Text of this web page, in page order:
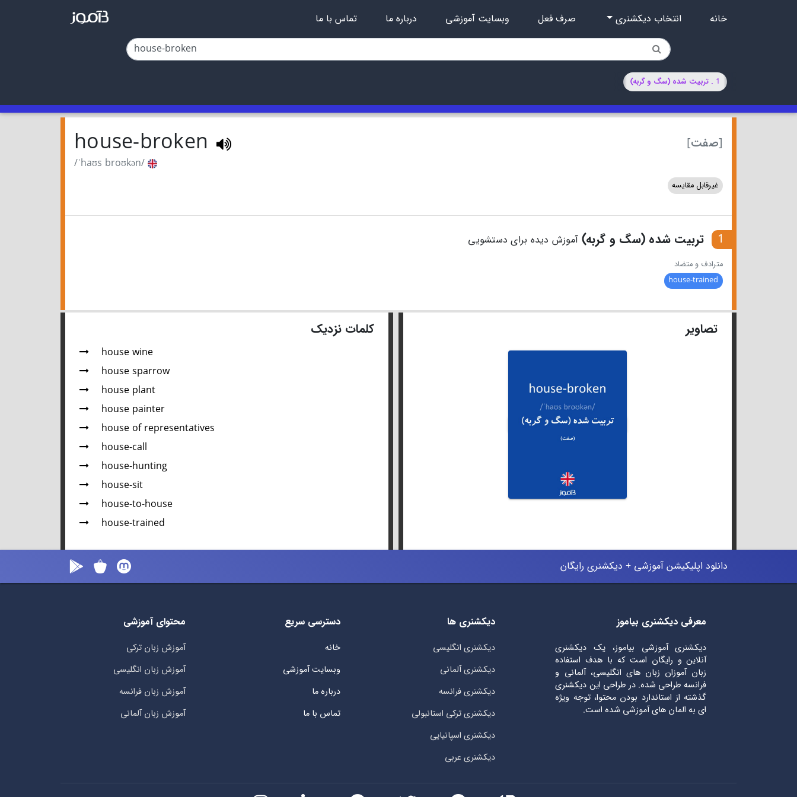
خانه انتخاب دیکشنری صرف فعل وبسایت آموزشی درباره ما تماس با ما
1 . تربیت شده (سگ و گربه)
[صفت] house-broken
/ˈhaʊs broʊkən/
غیرقابل مقایسه
1 تربیت شده (سگ و گربه) آموزش دیده برای دستشویی
مترادف و متضاد
house-trained
تصاویر کلمات نزدیک
house wine
house sparrow
house plant
house painter
house of representatives
house-call
house-hunting
house-sit
house-to-house
house-trained
دانلود اپلیکیشن آموزشی + دیکشنری رایگان
معرفی دیکشنری بیاموز
دیکشنری آموزشی بیاموز، یک دیکشنری
آنلاین و رایگان است که با هدف استفاده
زبان آموزان زبان های انگلیسی، آلمانی و
فرانسه طراحی شده. در طراحی این دیکشنری
گذشته از استاندارد بودن محتوا، توجه ویژه
ای به المان های آموزشی شده است.
دیکشنری ها
دیکشنری انگلیسی
دیکشنری آلمانی
دیکشنری فرانسه
دیکشنری ترکی استانبولی
دیکشنری اسپانیایی
دیکشنری عربی
دسترسی سریع
خانه
وبسایت آموزشی
درباره ما
تماس با ما
محتوای آموزشی
آموزش زبان ترکی
آموزش زبان انگلیسی
آموزش زبان فرانسه
آموزش زبان آلمانی